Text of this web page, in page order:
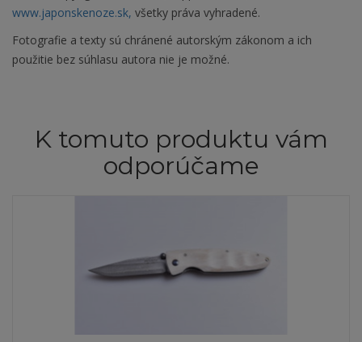
www.japonskenoze.sk, všetky práva vyhradené.
Fotografie a texty sú chránené autorským zákonom a ich
použitie bez súhlasu autora nie je možné.
K tomuto produktu vám
odporúčame